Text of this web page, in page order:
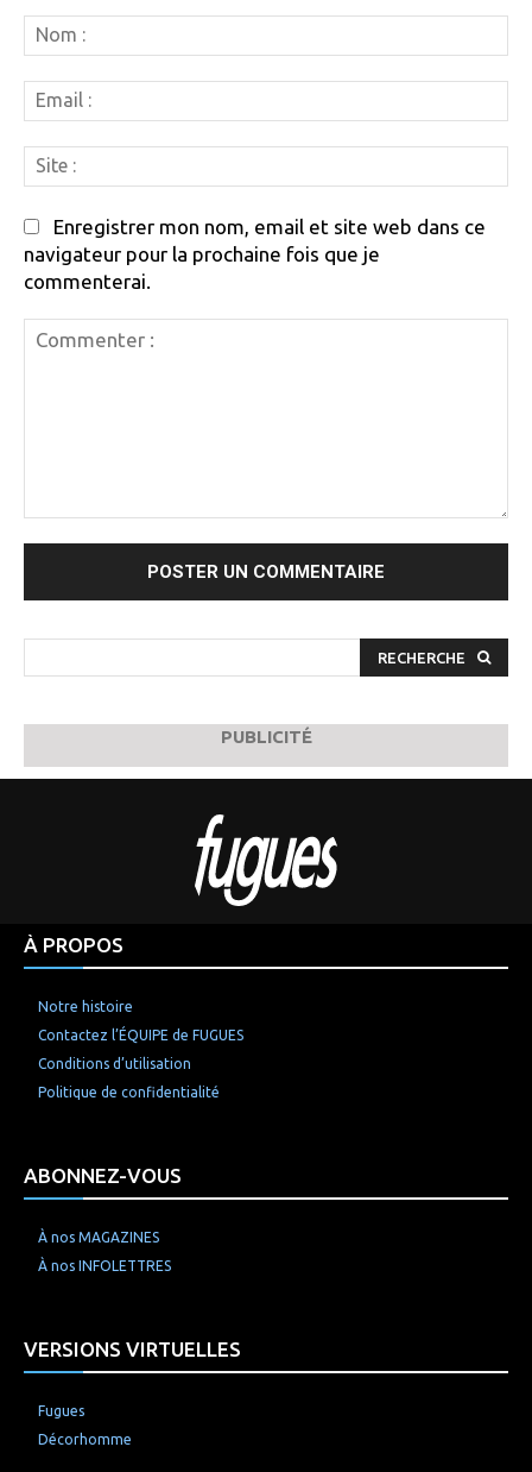
:
:
:
Enregistrer mon nom, email et site web dans ce
navigateur pour la prochaine fois que je
commenterai.
RECHERCHE
PUBLICITÉ
À PROPOS
Notre histoire
Contactez l’ÉQUIPE de FUGUES
Conditions d’utilisation
Politique de confidentialité
ABONNEZ-VOUS
À nos MAGAZINES
À nos INFOLETTRES
VERSIONS VIRTUELLES
Fugues
Décorhomme